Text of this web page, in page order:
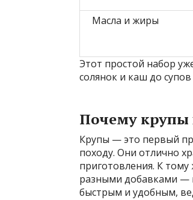
Масла и жиры
Этот простой набор
солянок и каш до супов
Почему крупы
Крупы — это первый
походу. Они отлично
приготовления. К
разными добавками —
быстрым и удобным,